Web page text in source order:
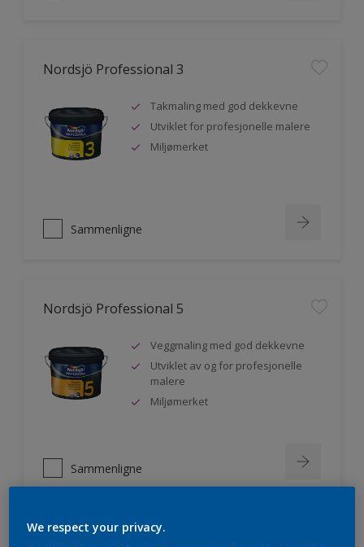
Nordsjö Professional 3
Takmaling med god dekkevne
Utviklet for profesjonelle malere
Miljømerket
Sammenligne
Nordsjö Professional 5
Veggmaling med god dekkevne
Utviklet av og for profesjonelle
malere
Miljømerket
Sammenligne
We respect your privacy.